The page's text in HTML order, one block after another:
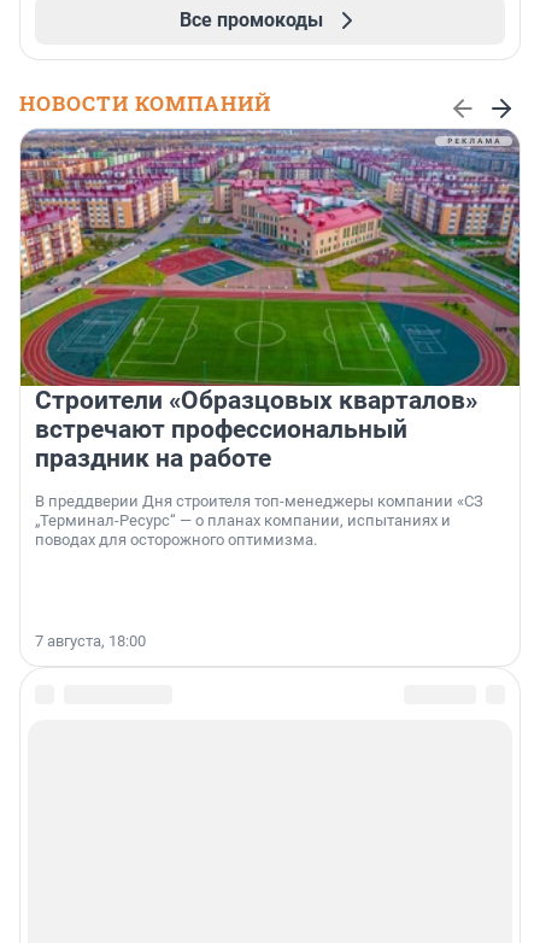
Все промокоды
НОВОСТИ КОМПАНИЙ
Строители «Образцовых кварталов»
встречают профессиональный
праздник на работе
В преддверии Дня строителя топ-менеджеры компании «СЗ
„Терминал-Ресурс“ — о планах компании, испытаниях и
поводах для осторожного оптимизма.
7 августа, 18:00